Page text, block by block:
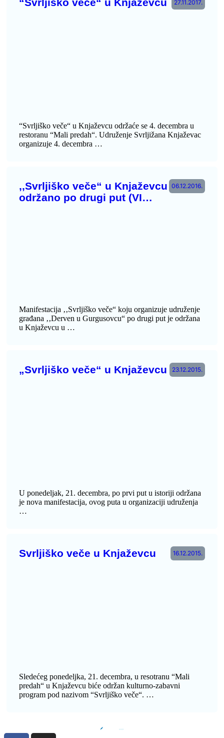
27.11.2017.
“Svrljiško veče“ u Knjaževcu
“Svrljiško veče“ u Knjaževcu održaće se 4. decembra u
restoranu “Mali predah“. Udruženje Svrljižana Knjaževac
organizuje 4. decembra …
06.12.2016.
‚‚Svrljiško veče“ u Knjaževcu
održano po drugi put (VI…
Manifestacija ‚‚Svrljiško veče“ koju organizuje udruženje
građana ‚‚Derven u Gurgusovcu“ po drugi put je održana
u Knjaževcu u …
23.12.2015.
„Svrljiško veče“ u Knjaževcu
U ponedeljak, 21. decembra, po prvi put u istoriji održana
je nova manifestacija, ovog puta u organizaciji udruženja
…
16.12.2015.
Svrljiško veče u Knjaževcu
Sledećeg ponedeljka, 21. decembra, u resotranu “Mali
predah“ u Knjaževcu biće održan kulturno-zabavni
program pod nazivom “Svrljiško veče“. …